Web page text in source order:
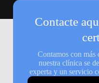
Contacte
Contamos con más
nuestra clínica se
experta y un servicio